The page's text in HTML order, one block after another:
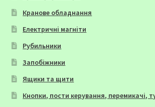
Кранове обладнання
Електричні магніти
Рубильники
Запобіжники
Ящики та щити
Кнопки, пости керування, перемикачі,